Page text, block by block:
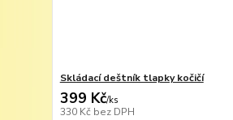
Skládací deštník tlapky kočičí
399 Kč/ks
330 Kč bez DPH